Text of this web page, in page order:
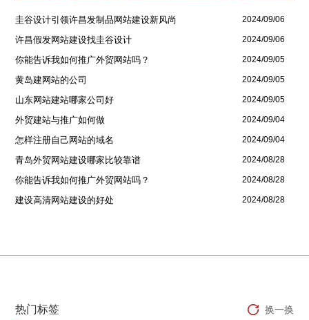
圭谷设计引领许昌发制品网站建设新风尚 2024/09/06
许昌假发网站建设找圭谷设计 2024/09/06
你能告诉我如何推广外贸网站吗？ 2024/09/05
黄岛建网站的公司 2024/09/05
山东网站建站哪家公司好 2024/09/05
外贸建站与推广如何做 2024/09/04
怎样注册自己网站的域名 2024/09/04
青岛外贸网站建设哪家比较靠谱 2024/08/28
你能告诉我如何推广外贸网站吗？ 2024/08/28
建设高清网站建设的好处 2024/08/28
热门标签 换一换